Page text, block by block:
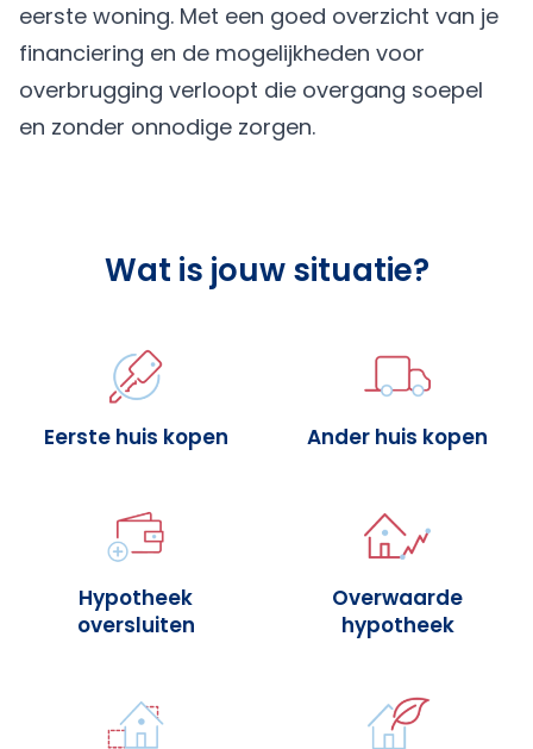
eerste woning. Met een goed overzicht van je
financiering en de mogelijkheden voor
overbrugging verloopt die overgang soepel
en zonder onnodige zorgen.
Wat is jouw situatie?
Eerste huis kopen Ander huis kopen
Hypotheek
oversluiten
Overwaarde
hypotheek